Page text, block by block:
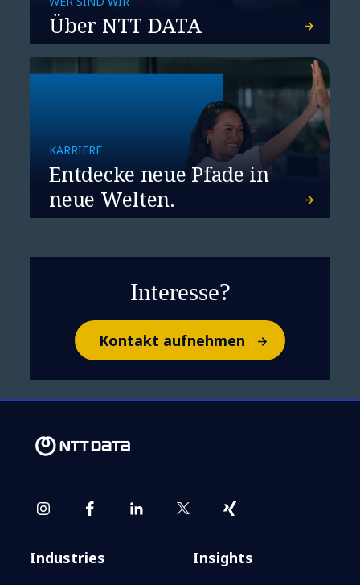
Software Testing in
Automotive Aftersales
Augmented Reality im
Automotive Aftersales der
Zukunft
Über NTT DATA
KARRIERE
Entdecke neue Pfade in
neue Welten.
Interesse?
Kontakt aufnehmen
Industries
Insights